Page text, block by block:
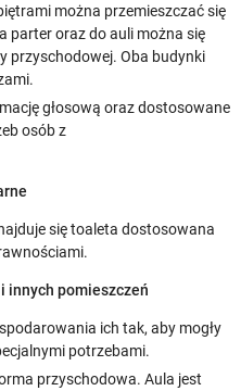
można przemieszczać się
parter oraz do auli można się
przyschodowej. Oba budynki
głosową oraz dostosowane
osób z
się toaleta dostosowana
innych pomieszczeń
ich tak, aby mogły
potrzebami.
przyschodowa. Aula jest